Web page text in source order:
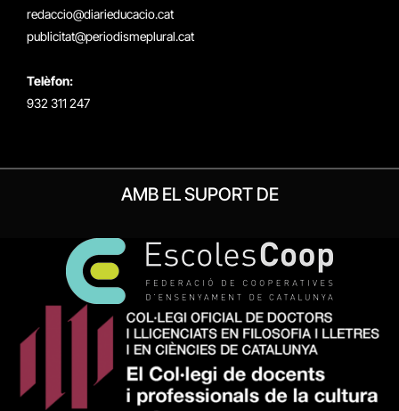
redaccio@diarieducacio.cat
publicitat@periodismeplural.cat
Telèfon:
932 311 247
AMB EL SUPORT DE